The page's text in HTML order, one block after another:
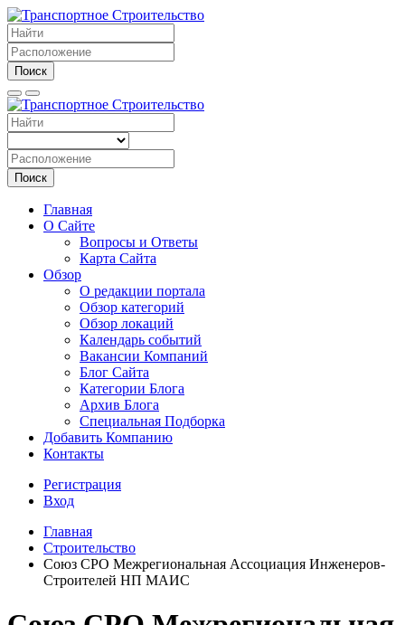
Поиск
Поиск
Главная
О Сайте
Вопросы и Ответы
Карта Сайта
Обзор
О редакции портала
Обзор категорий
Обзор локаций
Календарь событий
Вакансии Компаний
Блог Сайта
Категории Блога
Архив Блога
Специальная Подборка
Добавить Компанию
Контакты
Регистрация
Вход
Главная
Строительство
Союз СРО Межрегиональная Ассоциация Инженеров-
Строителей НП МАИС